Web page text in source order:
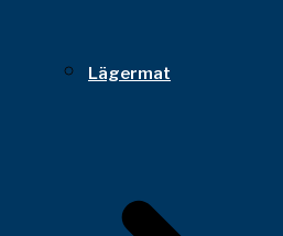
Lägermat